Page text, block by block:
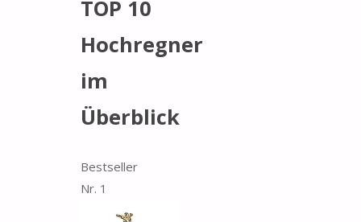
TOP 10
Hochregner
im
Überblick
Bestseller
Nr. 1